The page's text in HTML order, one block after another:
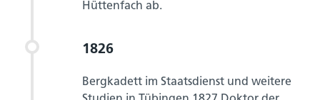
Hüttenfach ab.
1826
Bergkadett im Staatsdienst und weitere